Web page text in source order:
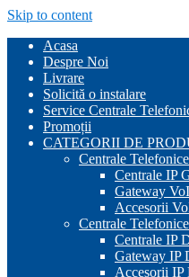
Skip to content
Acasa
Despre Noi
Livrare
Solicită o instalare
Service Centrale
Promoții
CATEGORII DE
Centrale
Centrale IP
Gateway
Accesorii
Centrale
Centrale IP
Gateway IP
Accesorii IP